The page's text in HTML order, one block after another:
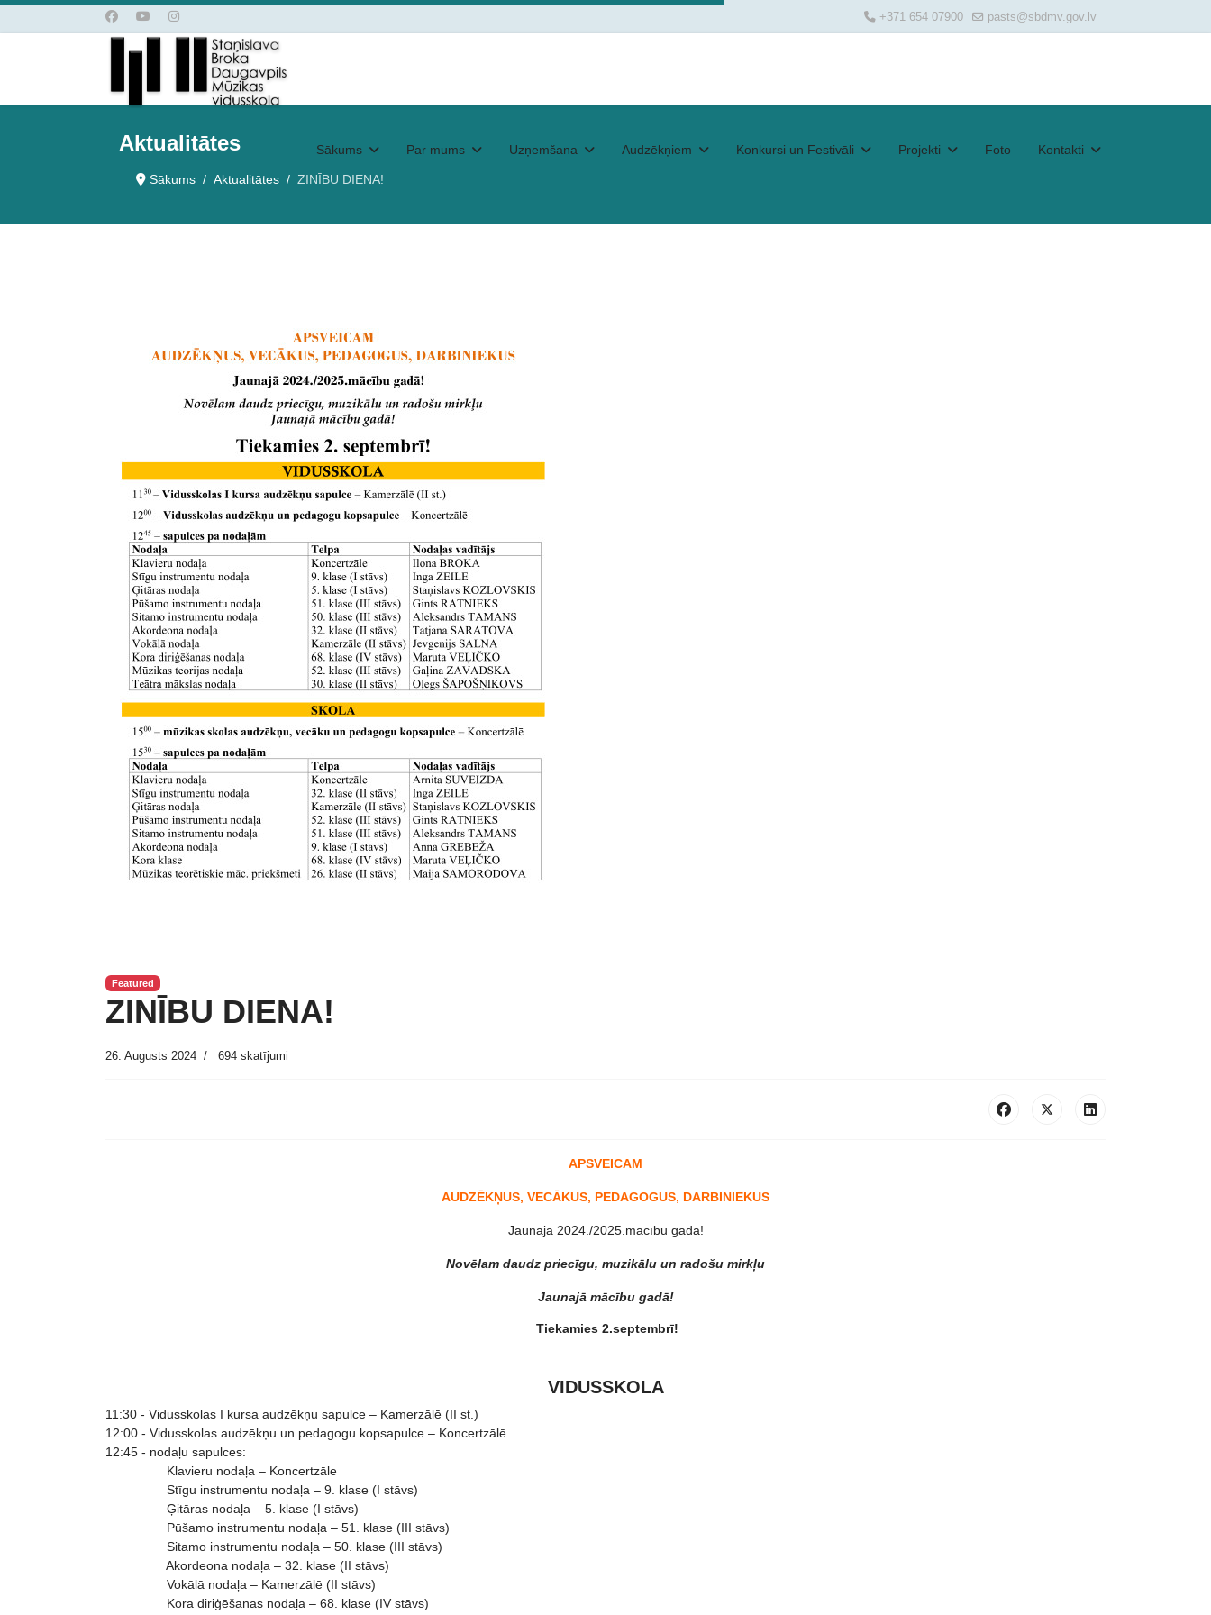
+371 654 07900 pasts@sbdmv.gov.lv
Sākums Par mums Uzņemšana Audzēkņiem Konkursi un Festivāli Projekti Foto Kontakti
Aktualitātes
Sākums Aktualitātes ZINĪBU DIENA!
Featured
ZINĪBU DIENA!
26. Augusts 2024 694 skatījumi
APSVEICAM
AUDZĒKŅUS, VECĀKUS, PEDAGOGUS, DARBINIEKUS
Jaunajā 2024./2025.mācību gadā!
Novēlam daudz priecīgu, muzikālu un radošu mirkļu
Jaunajā mācību gadā!
Tiekamies 2.septembrī!
VIDUSSKOLA
11:30 - Vidusskolas I kursa audzēkņu sapulce – Kamerzālē (II st.)
12:00 - Vidusskolas audzēkņu un pedagogu kopsapulce – Koncertzālē
12:45 - nodaļu sapulces:
Klavieru nodaļa – Koncertzāle
Stīgu instrumentu nodaļa – 9. klase (I stāvs)
Ģitāras nodaļa – 5. klase (I stāvs)
Pūšamo instrumentu nodaļa – 51. klase (III stāvs)
Sitamo instrumentu nodaļa – 50. klase (III stāvs)
Akordeona nodaļa – 32. klase (II stāvs)
Vokālā nodaļa – Kamerzālē (II stāvs)
Kora diriģēšanas nodaļa – 68. klase (IV stāvs)